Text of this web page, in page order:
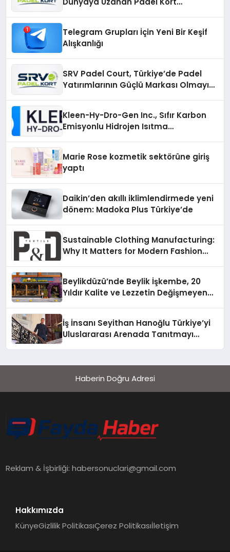
Telegram Grupları İçin Yeni Bir Keşif
Alışkanlığı
SRV Padel Court, Türkiye’de Padel
Yatırımlarının Güçlü Markası Olmayı
Kleen-Hy-Dro-Gen Inc., Sıfır Karbon
Emisyonlu Hidrojen Isıtma
Marie Rose kozmetik sektörüne giriş
yaptı
Daikin’den akıllı iklimlendirmede yeni
dönem: Madoka Plus Türkiye’de
Sustainable Clothing Manufacturing:
Why It Matters for Modern Fashion
Beylikdüzü’nde Beylik İşkembe, 20
Yıldır Kalite ve Lezzetin Değişmeyen
İş İnsanı Seyithan Hanoğlu Türkiye’yi
Uluslararası Arenada Tanıtmayı
Haberin Doğru Adresi
Reklam & İşbirliği:habersonuclari@gmail.com
Hakkımızda
KünyeGizlilik PolitikasıÇerez Politikasıİletişim